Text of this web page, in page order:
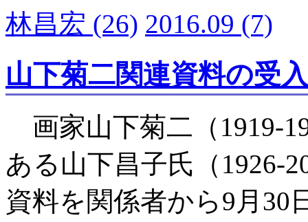
林昌宏 (26) 2016.09 (7)
山下菊二関連資料の受入
画家山下菊二（1919-
ある山下昌子氏（1926-
資料を関係者から9月30